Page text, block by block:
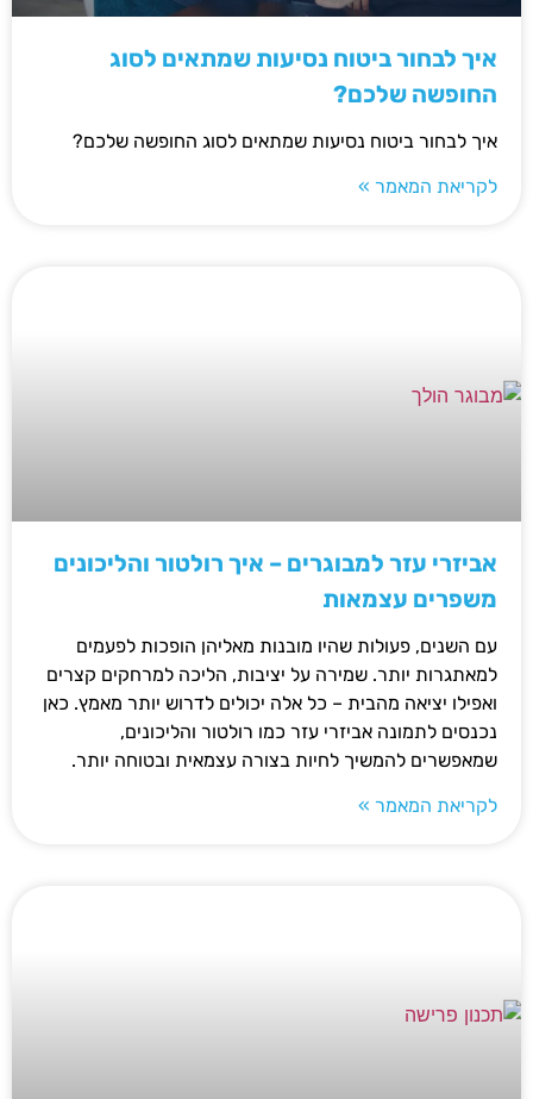
איך לבחור ביטוח נסיעות שמתאים לסוג
החופשה שלכם?
איך לבחור ביטוח נסיעות שמתאים לסוג החופשה שלכם?
לקריאת המאמר »
אביזרי עזר למבוגרים – איך רולטור והליכונים
משפרים עצמאות
עם השנים, פעולות שהיו מובנות מאליהן הופכות לפעמים
למאתגרות יותר. שמירה על יציבות, הליכה למרחקים קצרים
ואפילו יציאה מהבית – כל אלה יכולים לדרוש יותר מאמץ. כאן
נכנסים לתמונה אביזרי עזר כמו רולטור והליכונים,
שמאפשרים להמשיך לחיות בצורה עצמאית ובטוחה יותר.
לקריאת המאמר »